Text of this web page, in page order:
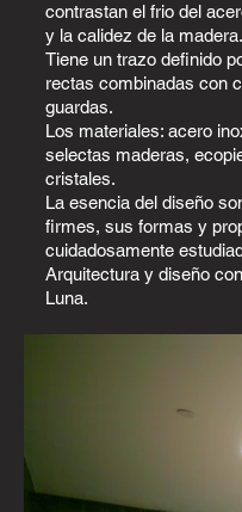
contrastan el frio del
y la calidez de la madera.
Tiene un trazo definido
rectas combinadas con
guardas.
Los materiales: acero
selectas maderas,
cristales.
La esencia del diseño
firmes, sus formas y
cuidadosamente
Arquitectura y diseño
Luna.